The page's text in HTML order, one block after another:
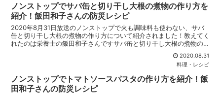
ノンストップでサバ缶と切り干し大根の煮物の作り方を
紹介！飯田和子さんの防災レシピ
2020年8月31日放送のノンストップで火も調味料も使わない、サバ
缶と切り干し大根の煮物の作り方について紹介されました！教えてく
れたのは栄養士の飯田和子さんですサバ缶と切り干し大根の煮物のレ
2020.08.31
料理・レシピ
ノンストップでトマトソースパスタの作り方を紹介！飯
田和子さんの防災レシピ